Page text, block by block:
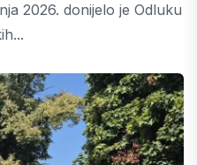
2026. donijelo je Odluku